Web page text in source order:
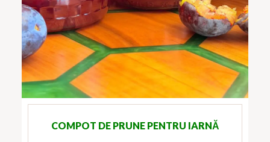
COMPOT DE PRUNE PENTRU IARNĂ